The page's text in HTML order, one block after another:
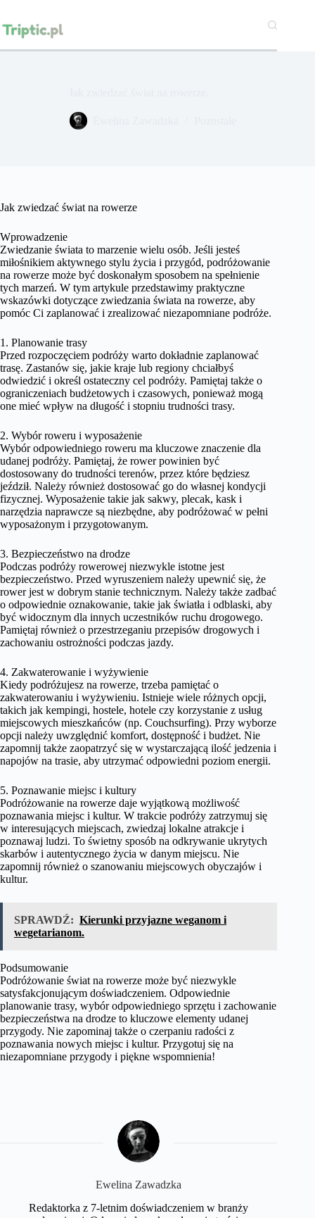
treści
Jak zwiedzać świat na rowerze
Wprowadzenie
Zwiedzanie świata to marzenie wielu osób. Jeśli jesteś
miłośnikiem aktywnego stylu życia i przygód, podróżowanie
na rowerze może być doskonałym sposobem na spełnienie
tych marzeń. W tym artykule przedstawimy praktyczne
wskazówki dotyczące zwiedzania świata na rowerze, aby
pomóc Ci zaplanować i zrealizować niezapomniane podróże.
1. Planowanie trasy
Przed rozpoczęciem podróży warto dokładnie zaplanować
trasę. Zastanów się, jakie kraje lub regiony chciałbyś
odwiedzić i określ ostateczny cel podróży. Pamiętaj także o
ograniczeniach budżetowych i czasowych, ponieważ mogą
one mieć wpływ na długość i stopniu trudności trasy.
2. Wybór roweru i wyposażenie
Wybór odpowiedniego roweru ma kluczowe znaczenie dla
udanej podróży. Pamiętaj, że rower powinien być
dostosowany do trudności terenów, przez które będziesz
jeździł. Należy również dostosować go do własnej kondycji
fizycznej. Wyposażenie takie jak sakwy, plecak, kask i
narzędzia naprawcze są niezbędne, aby podróżować w pełni
wyposażonym i przygotowanym.
3. Bezpieczeństwo na drodze
Podczas podróży rowerowej niezwykle istotne jest
bezpieczeństwo. Przed wyruszeniem należy upewnić się, że
rower jest w dobrym stanie technicznym. Należy także zadbać
o odpowiednie oznakowanie, takie jak światła i odblaski, aby
być widocznym dla innych uczestników ruchu drogowego.
Pamiętaj również o przestrzeganiu przepisów drogowych i
zachowaniu ostrożności podczas jazdy.
4. Zakwaterowanie i wyżywienie
Kiedy podróżujesz na rowerze, trzeba pamiętać o
zakwaterowaniu i wyżywieniu. Istnieje wiele różnych opcji,
takich jak kempingi, hostele, hotele czy korzystanie z usług
miejscowych mieszkańców (np. Couchsurfing). Przy wyborze
opcji należy uwzględnić komfort, dostępność i budżet. Nie
zapomnij także zaopatrzyć się w wystarczającą ilość jedzenia i
napojów na trasie, aby utrzymać odpowiedni poziom energii.
5. Poznawanie miejsc i kultury
Podróżowanie na rowerze daje wyjątkową możliwość
poznawania miejsc i kultur. W trakcie podróży zatrzymuj się
w interesujących miejscach, zwiedzaj lokalne atrakcje i
poznawaj ludzi. To świetny sposób na odkrywanie ukrytych
skarbów i autentycznego życia w danym miejscu. Nie
zapomnij również o szanowaniu miejscowych obyczajów i
kultur.
SPRAWDŹ: Kierunki przyjazne weganom i
wegetarianom.
Podsumowanie
Podróżowanie świat na rowerze może być niezwykle
satysfakcjonującym doświadczeniem. Odpowiednie
planowanie trasy, wybór odpowiedniego sprzętu i zachowanie
bezpieczeństwa na drodze to kluczowe elementy udanej
przygody. Nie zapominaj także o czerpaniu radości z
poznawania nowych miejsc i kultur. Przygotuj się na
niezapomniane przygody i piękne wspomnienia!
Ewelina Zawadzka
Redaktorka z 7-letnim doświadczeniem w branży